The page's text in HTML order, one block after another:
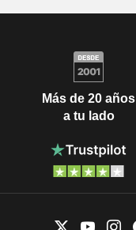
Más de 20 años
a tu lado